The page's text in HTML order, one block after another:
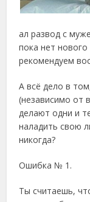
ал развод с
пока нет
рекомендуем
А всё дело в
(независимо от
делают одни и
наладить свою
никогда?
Ошибка № 1.
Ты считаешь,